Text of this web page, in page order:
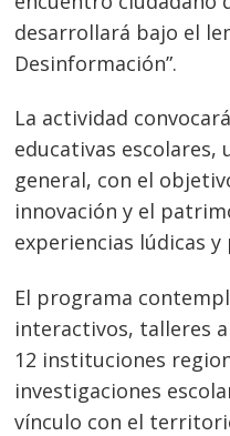
desarrollará bajo el
Desinformación”.
La actividad
educativas
general, con el
innovación y el
experiencias lúdicas
El programa
interactivos, talleres
12 instituciones
investigaciones
vínculo con el